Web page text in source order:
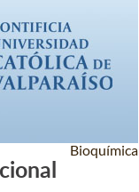
Leer Más +
Bioquímica